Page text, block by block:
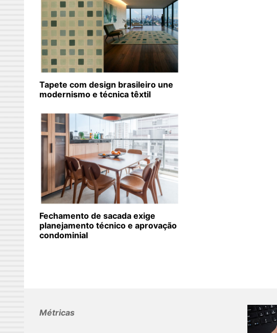
Tapete com design brasileiro une
modernismo e técnica têxtil
Fechamento de sacada exige
planejamento técnico e aprovação
condominial
Métricas